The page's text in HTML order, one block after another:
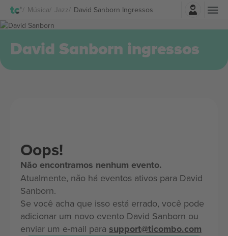
Música Jazz David Sanborn Ingressos
Entrar
David Sanborn ingressos
Oops!
Não encontramos nenhum evento.
Atualmente, não há eventos ativos para David
Sanborn.
Se você acha que isso está errado, você pode
adicionar um novo evento David Sanborn ou
enviar um e-mail para support@ticombo.com